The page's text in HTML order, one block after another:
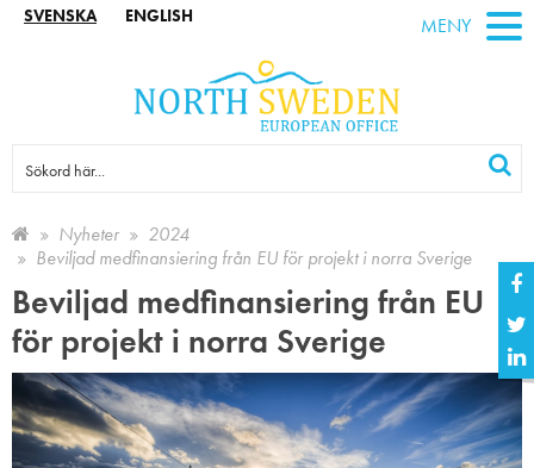
SVENSKA ENGLISH MENY
Nyheter
2024
Beviljad medfinansiering från EU för projekt i norra Sverige
Beviljad medfinansiering från EU
för projekt i norra Sverige